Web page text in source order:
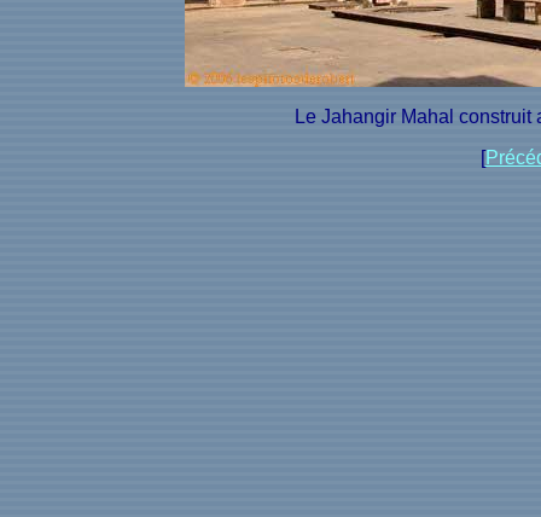
Le Jahangir Mahal
[